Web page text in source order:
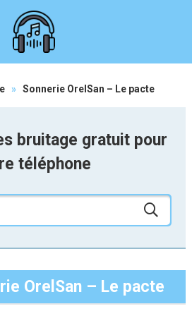
» Sonnerie OrelSan – Le pacte
bruitage gratuit pour
téléphone
OrelSan – Le pacte